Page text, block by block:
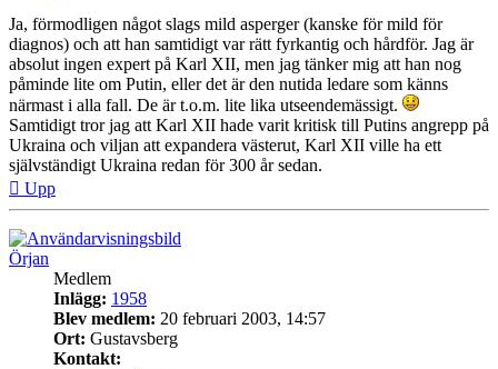
Ja, förmodligen något slags mild asperger (kanske för mild för
diagnos) och att han samtidigt var rätt fyrkantig och hårdför. Jag är
absolut ingen expert på Karl XII, men jag tänker mig att han nog
påminde lite om Putin, eller det är den nutida ledare som känns
närmast i alla fall. De är t.o.m. lite lika utseendemässigt.
Samtidigt tror jag att Karl XII hade varit kritisk till Putins angrepp på
Ukraina och viljan att expandera västerut, Karl XII ville ha ett
självständigt Ukraina redan för 300 år sedan.
Upp
Örjan
Medlem
Inlägg: 1958
Blev medlem: 20 februari 2003, 14:57
Ort: Gustavsberg
Kontakt: